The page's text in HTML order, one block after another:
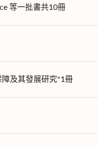
等一批書共10冊
及其發展研究*1冊